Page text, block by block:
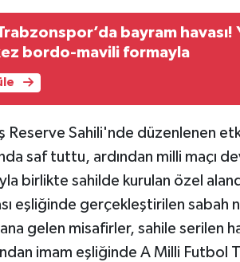
bayram havası!
bordo-mavili formayla
Reserve Sahili'nde düzenlenen
saf tuttu, ardından milli maçı
birlikte sahilde kurulan özel
eşliğinde gerçekleştirilen sabah
gelen misafirler, sahile serilen
imam eşliğinde A Milli Futbol